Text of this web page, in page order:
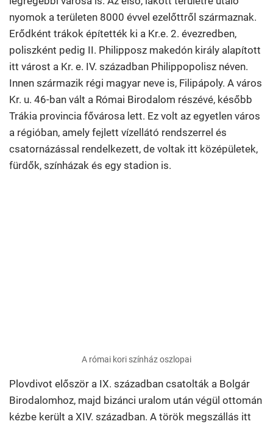
nyomok a területen 8000 évvel ezelőttről származnak.
Erődként trákok építették ki a Kr.e. 2. évezredben,
poliszként pedig II. Philipposz makedón király alapított
itt várost a Kr. e. IV. században Philippopolisz néven.
Innen származik régi magyar neve is, Filipápoly. A város
Kr. u. 46-ban vált a Római Birodalom részévé, később
Trákia provincia fővárosa lett. Ez volt az egyetlen város
a régióban, amely fejlett vízellátó rendszerrel és
csatornázással rendelkezett, de voltak itt középületek,
fürdők, színházak és egy stadion is.
A római kori színház oszlopai
Plovdivot először a IX. században csatolták a Bolgár
Birodalomhoz, majd bizánci uralom után végül ottomán
kézbe került a XIV. században. A török megszállás itt